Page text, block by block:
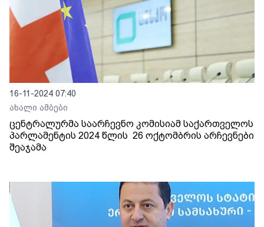
16-11-2024 07:40
ახალი ამბები
ცენტრალურმა საარჩევნო კომისიამ საქართველოს
პარლამენტის 2024 წლის 26 ოქტომბრის არჩევნები
შეაჯამა